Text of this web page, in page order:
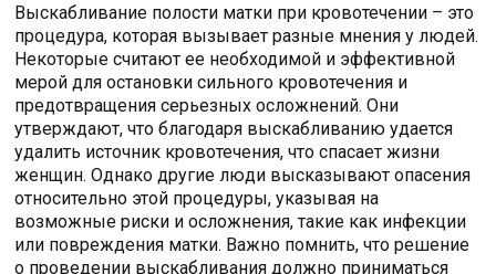
Выскабливание полости матки при кровотечении – это
процедура, которая вызывает разные мнения у людей.
Некоторые считают ее необходимой и эффективной
мерой для остановки сильного кровотечения и
предотвращения серьезных осложнений. Они
утверждают, что благодаря выскабливанию удается
удалить источник кровотечения, что спасает жизни
женщин. Однако другие люди высказывают опасения
относительно этой процедуры, указывая на
возможные риски и осложнения, такие как инфекции
или повреждения матки. Важно помнить, что решение
о проведении выскабливания должно приниматься